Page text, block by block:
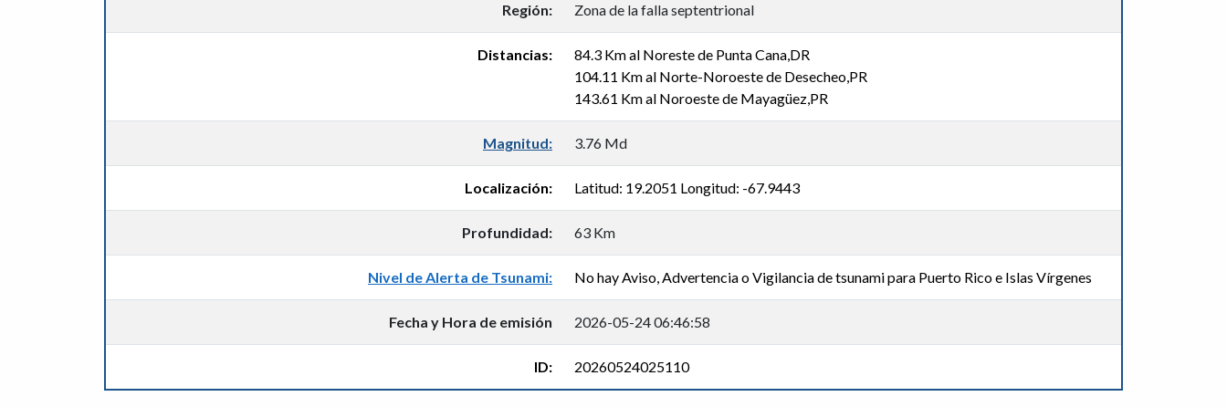
Región: Zona de la falla septentrional
Distancias:
84.3 Km al Noreste de Punta Cana,DR
104.11 Km al Norte-Noroeste de Desecheo,PR
143.61 Km al Noroeste de Mayagüez,PR
Magnitud: 3.76 Md
Localización: Latitud: 19.2051 Longitud: -67.9443
Profundidad: 63 Km
Nivel de Alerta de Tsunami: No hay Aviso, Advertencia o Vigilancia de tsunami para Puerto Rico e Islas Vírgenes
Fecha y Hora de emisión 2026-05-24 06:46:58
ID: 20260524025110